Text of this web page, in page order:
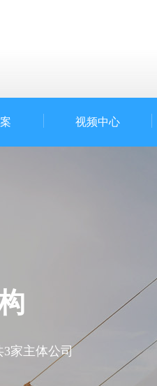
视频中心
家主体公司